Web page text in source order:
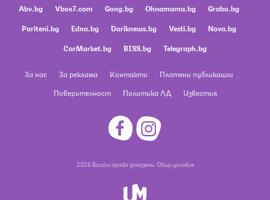
Abv.bg Vbox7.com Gong.bg Ohnamama.bg
Grabo.bg
Pariteni.bg
Edna.bg Dariknews.bg Vesti.bg
Nova.bg
CarMarket.bg
BISS.bg Telegraph.bg
За нас За реклама Контакти
Платени публикации
Поверителност
Политика ЛД Известия
2026 Всички права запазени. Общи условия